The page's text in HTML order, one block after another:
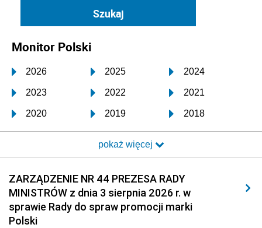
Monitor Polski
2026 2025 2024
2023 2022 2021
2020 2019 2018
2017 2016 2015
2014 2013 2012
2011 2010 2009
2008 2007 2006
2005
pokaż więcej
ZARZĄDZENIE NR 44 PREZESA RADY
MINISTRÓW z dnia 3 sierpnia 2026 r. w
sprawie Rady do spraw promocji marki
Polski